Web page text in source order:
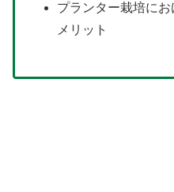
プランター栽培に
メリット